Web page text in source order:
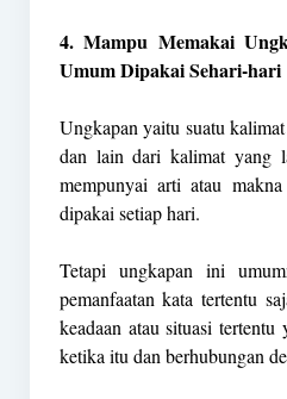
4. Mampu Memakai
Umum Dipakai Sehari-hari
Ungkapan yaitu suatu
dan lain dari kalimat yang
mempunyai arti atau
dipakai setiap hari.
Tetapi ungkapan ini
pemanfaatan kata tertentu
keadaan atau situasi tertentu
ketika itu dan berhubungan